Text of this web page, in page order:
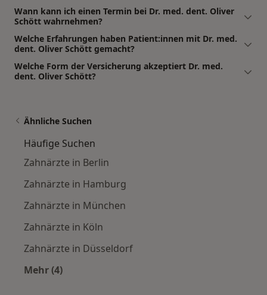
Wann kann ich einen Termin bei Dr. med. dent. Oliver
Schött wahrnehmen?
Welche Erfahrungen haben Patient:innen mit Dr. med.
dent. Oliver Schött gemacht?
Welche Form der Versicherung akzeptiert Dr. med.
dent. Oliver Schött?
Ähnliche Suchen
Häufige Suchen
Zahnärzte in Berlin
Zahnärzte in Hamburg
Zahnärzte in München
Zahnärzte in Köln
Zahnärzte in Düsseldorf
Mehr (4)